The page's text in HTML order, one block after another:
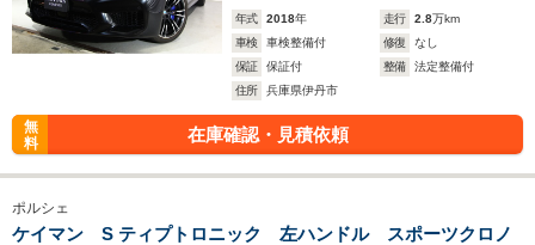
年式 2018年 走行 2.8万km
車検
車検整備付 修復
なし
保証
保証付 整備
法定整備付
住所
兵庫県伊丹市
無
料
在庫確認・見積依頼
ポルシェ
ケイマン S ティプトロニック 左ハンドル スポーツクロノ